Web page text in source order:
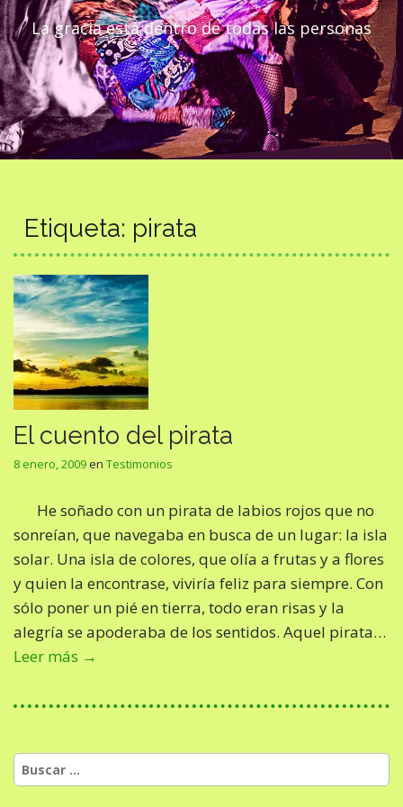
La gracia está dentro de todas las personas
Etiqueta: pirata
El cuento del pirata
8 enero, 2009en Testimonios
He soñado con un pirata de labios rojos que no
sonreían, que navegaba en busca de un lugar: la isla
solar. Una isla de colores, que olía a frutas y a flores
y quien la encontrase, viviría feliz para siempre. Con
sólo poner un pié en tierra, todo eran risas y la
alegría se apoderaba de los sentidos. Aquel pirata…
Leer más →
Buscar: